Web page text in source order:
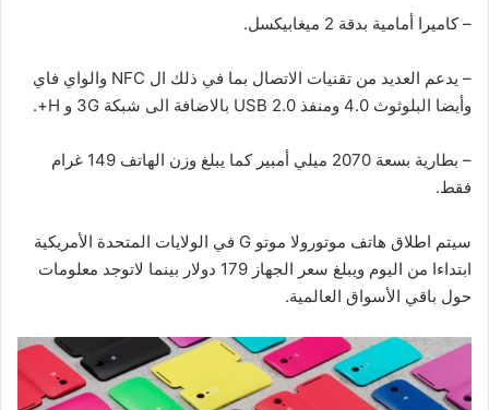
– كاميرا أمامية بدقة 2 ميغابيكسل.
– يدعم العديد من تقنيات الاتصال بما في ذلك ال NFC والواي فاي
وأيضا البلوثوث 4.0 ومنفذ USB 2.0 بالاضافة الى شبكة 3G و H+.
– بطارية بسعة 2070 ميلي أمبير كما يبلغ وزن الهاتف 149 غرام
فقط.
سيتم اطلاق هاتف موتورولا موتو G في الولايات المتحدة الأمريكية
ابتداءا من اليوم ويبلغ سعر الجهاز 179 دولار بينما لاتوجد معلومات
حول باقي الأسواق العالمية.